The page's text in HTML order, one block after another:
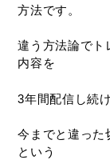
方法です。
違う方法論でト
内容を
3年間配信し続
今までと違った
という